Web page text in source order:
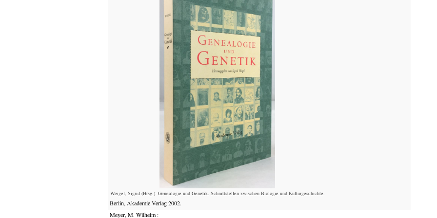
Weigel, Sigrid (Hrsg.): Genealogie und Genetik. Schnittstellen zwischen Biologie und Kulturgeschichte.
Berlin, Akademie Verlag2002.
Meyer, M. Wilhelm: